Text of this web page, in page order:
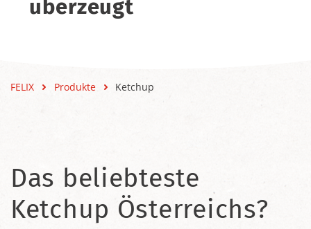
überzeugt
FELIX Produkte Ketchup
Das beliebteste
Ketchup Österreichs?